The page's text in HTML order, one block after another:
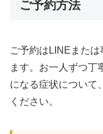
ご予約方法
ご予約はLINEまた
ます。お一人ずつ丁
になる症状について
ください。